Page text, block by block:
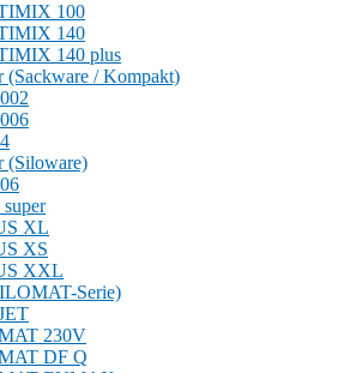
100
140
140 plus
(Sackware / Kompakt)
(Siloware)
XL
XS
XXL
Serie)
230V
DF Q